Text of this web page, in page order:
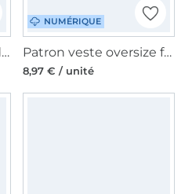
Patron jupe femme pdf Anemona Erbsünde, en allemand
NUMÉRIQUE
Patron veste oversize femme pdf Osasco Erbsünde, en allemand
8,97 € / unité